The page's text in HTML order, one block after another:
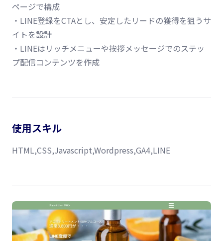
ページで構成
・LINE登録をCTAとし、安定したリードの獲得を狙うサ
イトを設計
・LINEはリッチメニューや挨拶メッセージでのステッ
プ配信コンテンツを作成
使用スキル
HTML,CSS,Javascript,Wordpress,GA4,LINE